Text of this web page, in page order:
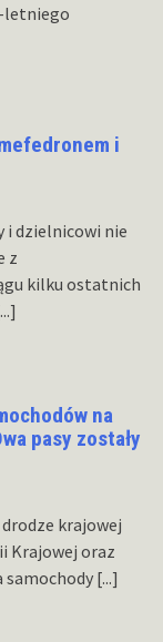
letniego
i
i dzielnicowi nie
z
kilku ostatnich
na
pasy zostały
krajowej
Krajowej oraz
samochody [...]